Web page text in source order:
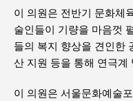
이 의원은 전반기 문화체
술인들이 기량을 마음껏
들의 복지 향상을 견인한
산 지원 등을 통해 연극계
이 의원은 서울문화예술